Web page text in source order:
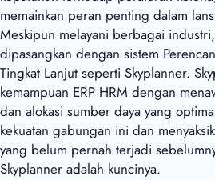
memainkan peran penting dalam
Meskipun melayani berbagai
dipasangkan dengan sistem
Tingkat Lanjut seperti Skyplanner.
kemampuan ERP HRM dengan
dan alokasi sumber daya yang
kekuatan gabungan ini dan
yang belum pernah terjadi
Skyplanner adalah kuncinya.